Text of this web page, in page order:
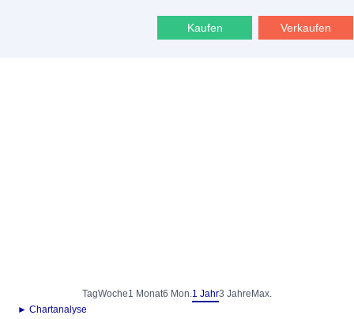
Kaufen Verkaufen
TagWoche1 Monat6 Mon.1 Jahr3 Jahre Max.
► Chartanalyse